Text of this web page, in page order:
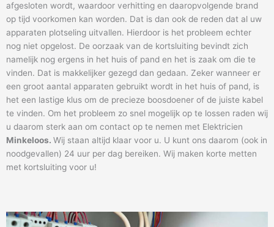
afgesloten wordt, waardoor verhitting en daaropvolgende brand
op tijd voorkomen kan worden. Dat is dan ook de reden dat al uw
apparaten plotseling uitvallen. Hierdoor is het probleem echter
nog niet opgelost. De oorzaak van de kortsluiting bevindt zich
namelijk nog ergens in het huis of pand en het is zaak om die te
vinden. Dat is makkelijker gezegd dan gedaan. Zeker wanneer er
een groot aantal apparaten gebruikt wordt in het huis of pand, is
het een lastige klus om de precieze boosdoener of de juiste kabel
te vinden. Om het probleem zo snel mogelijk op te lossen raden wij
u daarom sterk aan om contact op te nemen met Elektricien
Minkeloos. Wij staan altijd klaar voor u. U kunt ons daarom (ook in
noodgevallen) 24 uur per dag bereiken. Wij maken korte metten
met kortsluiting voor u!